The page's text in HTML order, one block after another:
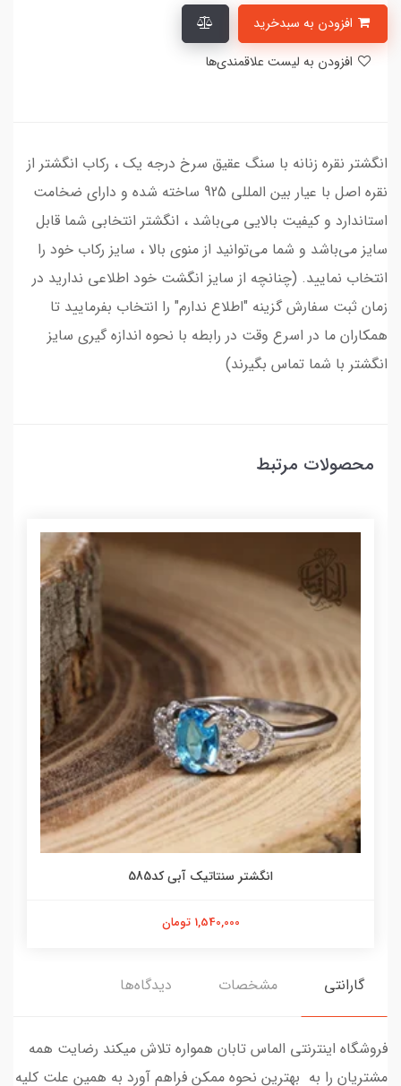
انگشتر نقره زنانه با سنگ عقیق سرخ درجه یک ، رکاب انگشتر از
نقره اصل با عیار بین المللی 925 ساخته شده و دارای ضخامت
استاندارد و کیفیت بالایی می‌باشد ، انگشتر انتخابی شما قابل
سایز می‌باشد و شما می‌توانید از منوی بالا ، سایز رکاب خود را
انتخاب نمایید. (چنانچه از سایز انگشت خود اطلاعی ندارید در
زمان ثبت سفارش گزینه "اطلاع ندارم" را انتخاب بفرمایید تا
همکاران ما در اسرع وقت در رابطه با نحوه اندازه گیری سایز
انگشتر با شما تماس بگیرند)
محصولات مرتبط
انگشتر سنتاتیک آبی کد585
1,540,000 تومان
گارانتی مشخصات دیدگاه‌ها
فروشگاه اینترنتی الماس تابان همواره تلاش میکند رضایت همه
مشتریان را به بهترین نحوه ممکن فراهم آورد به همین علت کلیه